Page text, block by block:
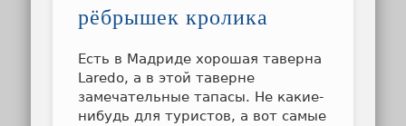
рёбрышек кролика
Есть в Мадриде хорошая таверна
Laredo, а в этой таверне
замечательные тапасы. Не какие-
нибудь для туристов, а вот самые